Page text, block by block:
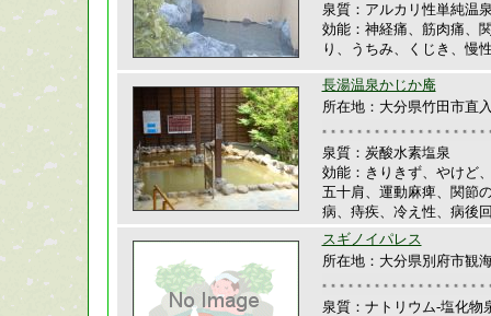
泉質：アルカリ性単純温
効能：神経痛、筋肉痛、
り、うちみ、くじき、慢
長湯温泉かじか庵
所在地：大分県竹田市直
泉質：炭酸水素塩泉
効能：きりきず、やけど
五十肩、運動麻痺、関節
病、痔疾、冷え性、病後
スギノイパレス
所在地：大分県別府市観
泉質：ナトリウム-塩化物